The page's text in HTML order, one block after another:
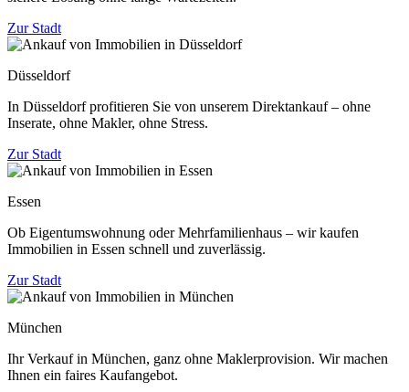
Zur Stadt
Düsseldorf
In Düsseldorf profitieren Sie von unserem Direktankauf – ohne
Inserate, ohne Makler, ohne Stress.
Zur Stadt
Essen
Ob Eigentumswohnung oder Mehrfamilienhaus – wir kaufen
Immobilien in Essen schnell und zuverlässig.
Zur Stadt
München
Ihr Verkauf in München, ganz ohne Maklerprovision. Wir machen
Ihnen ein faires Kaufangebot.